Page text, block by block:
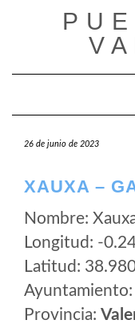
26 de junio de 2023
XAUXA –
Nombre:
Longitud: -
Latitud:
Ayuntamiento:
Provincia: